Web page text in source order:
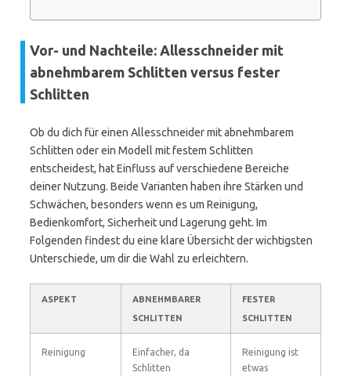
Vor- und Nachteile: Allesschneider mit
abnehmbarem Schlitten versus fester
Schlitten
Ob du dich für einen Allesschneider mit abnehmbarem
Schlitten oder ein Modell mit festem Schlitten
entscheidest, hat Einfluss auf verschiedene Bereiche
deiner Nutzung. Beide Varianten haben ihre Stärken und
Schwächen, besonders wenn es um Reinigung,
Bedienkomfort, Sicherheit und Lagerung geht. Im
Folgenden findest du eine klare Übersicht der wichtigsten
Unterschiede, um dir die Wahl zu erleichtern.
ASPEKT
ABNEHMBARER
SCHLITTEN
FESTER
SCHLITTEN
Reinigung
Einfacher, da
Schlitten
Reinigung ist
etwas